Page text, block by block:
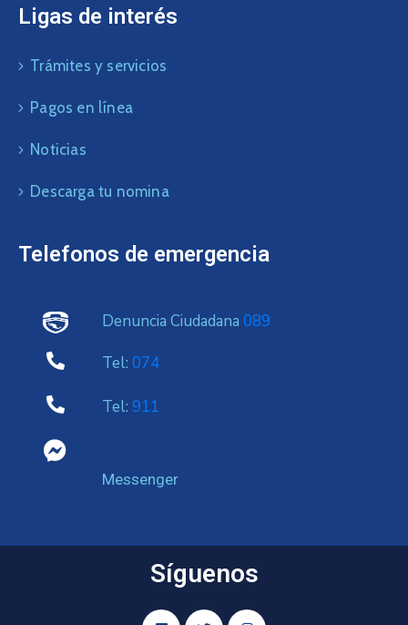
Ligas de interés
Trámites y servicios
Pagos en línea
Noticias
Descarga tu nomina
Telefonos de emergencia
Denuncia Ciudadana 089
Tel: 074
Tel: 911
Messenger
Síguenos